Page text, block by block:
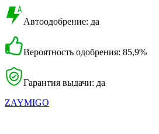
Автоодобрение: да
Вероятность одобрения: 85,9%
Гарантия выдачи: да
ZAYMIGO